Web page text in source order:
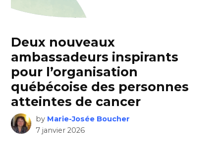
Deux nouveaux
ambassadeurs inspirants
pour l’organisation
québécoise des personnes
atteintes de cancer
by Marie-Josée Boucher
7 janvier 2026